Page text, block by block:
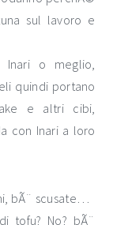
sul lavoro e
o meglio,
quindi portano
e altri cibi,
con Inari a loro
bÃ¨ scusate…
tofu? No? bÃ¨